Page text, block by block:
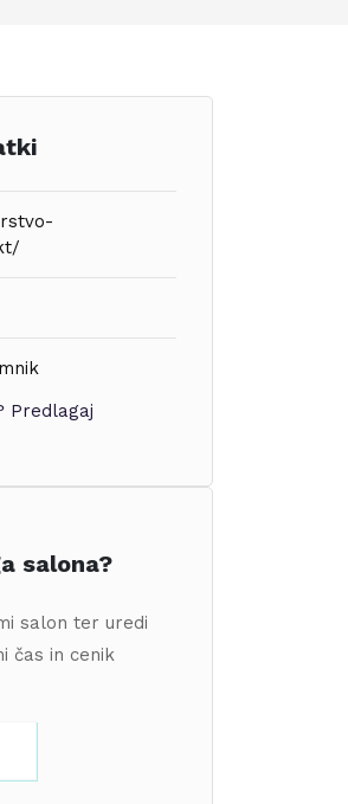
Predlagaj
salona?
salon ter uredi
čas in cenik